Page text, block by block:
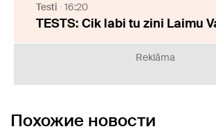
Testi 16:20
TESTS: Cik labi tu zini Laimu
Reklāma
Похожие новости